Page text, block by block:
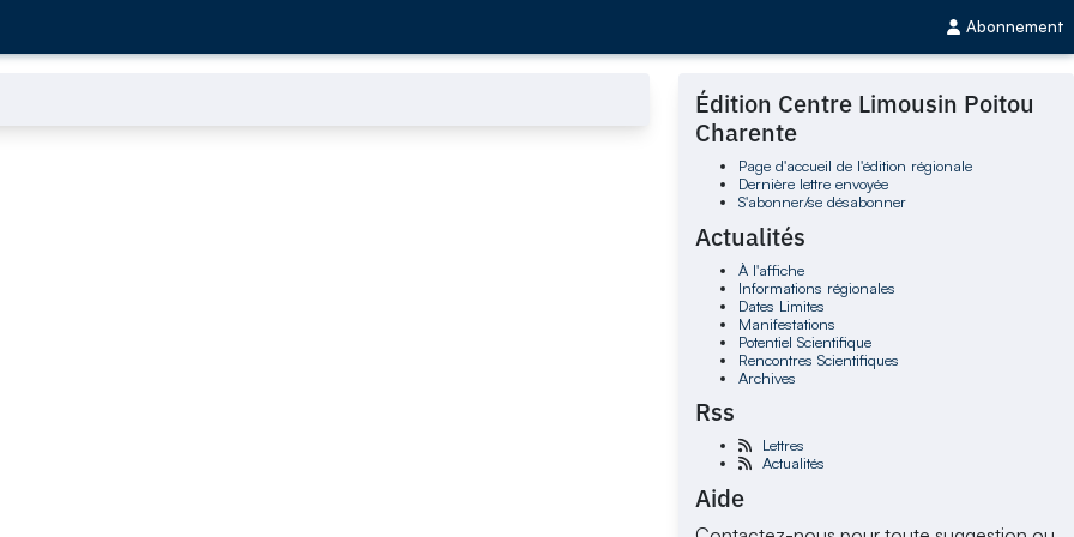
Abonnement
Édition Centre Limousin Poitou
Charente
Page d'accueil de l'édition régionale
Dernière lettre envoyée
S'abonner/se désabonner
Actualités
À l'affiche
Informations régionales
Dates Limites
Manifestations
Potentiel Scientifique
Rencontres Scientifiques
Archives
Rss
Lettres
Actualités
Aide